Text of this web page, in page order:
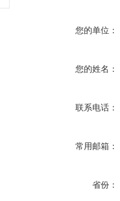
您的单位：
您的姓名：
联系电话：
常用邮箱：
省份：